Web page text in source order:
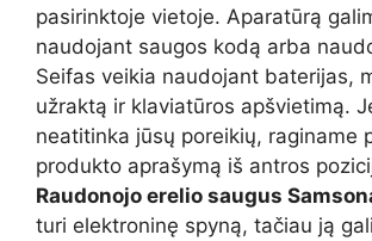
pasirinktoje vietoje. Aparatūrą
naudojant saugos kodą arba
Seifas veikia naudojant baterijas,
užraktą ir klaviatūros apšvietimą.
neatitinka jūsų poreikių, raginame
produkto aprašymą iš antros
Raudonojo erelio saugus
turi elektroninę spyną, tačiau ją